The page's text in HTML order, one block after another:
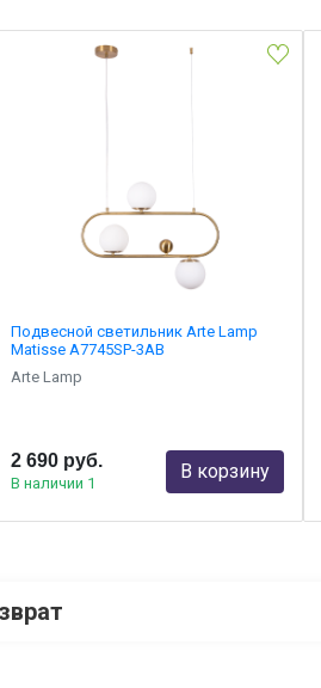
Подвесной светильник Arte Lamp
Matisse A7745SP-3AB
Arte Lamp
2 690 руб.
В наличии 1
В корзину